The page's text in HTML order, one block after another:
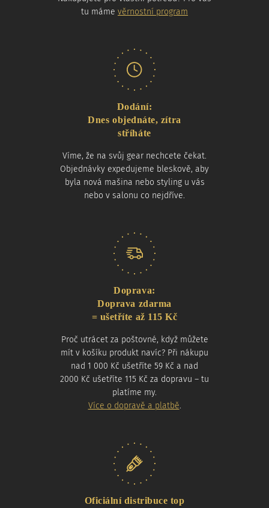
tu máme věrnostní program
Dodání:
Dnes objednáte, zítra
stříháte
Víme, že na svůj gear nechcete čekat.
Objednávky expedujeme bleskově, aby
byla nová mašina nebo styling u vás
nebo v salonu co nejdříve.
Doprava:
Doprava zdarma
= ušetříte až 115 Kč
Proč utrácet za poštovné, když můžete
mít v košíku produkt navíc? Při nákupu
nad 1 000 Kč ušetříte 59 Kč a nad
2000 Kč ušetříte 115 Kč za dopravu – tu
platíme my.
Více o dopravě a platbě.
Oficiální distribuce top